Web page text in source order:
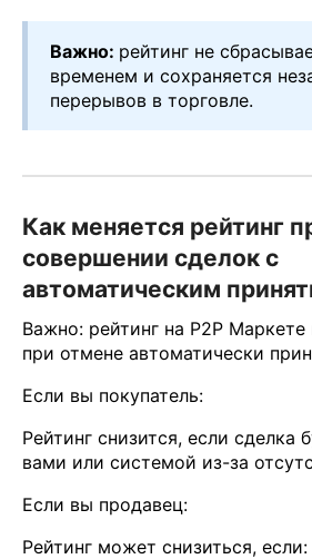
Важно: рейтинг не
временем и сохраняется
перерывов в торговле.
Как меняется рейтинг
совершении сделок с
автоматическим
Важно: рейтинг на P2P
при отмене автоматически
Если вы покупатель:
Рейтинг снизится, если сделка
вами или системой из-за
Если вы продавец:
Рейтинг может снизиться, если: